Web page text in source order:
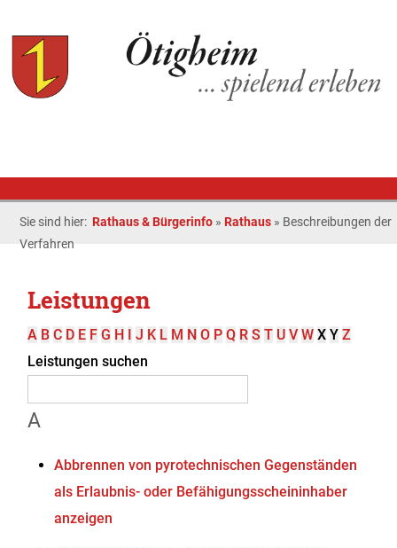
Sie sind hier: Rathaus & Bürgerinfo » Rathaus » Beschreibungen der
Verfahren
Leistungen
A B C D E F G H I J K L M N O P Q R S T U V W X Y Z
Leistungen suchen
A
Abbrennen von pyrotechnischen Gegenständen
als Erlaubnis- oder Befähigungsscheininhaber
anzeigen